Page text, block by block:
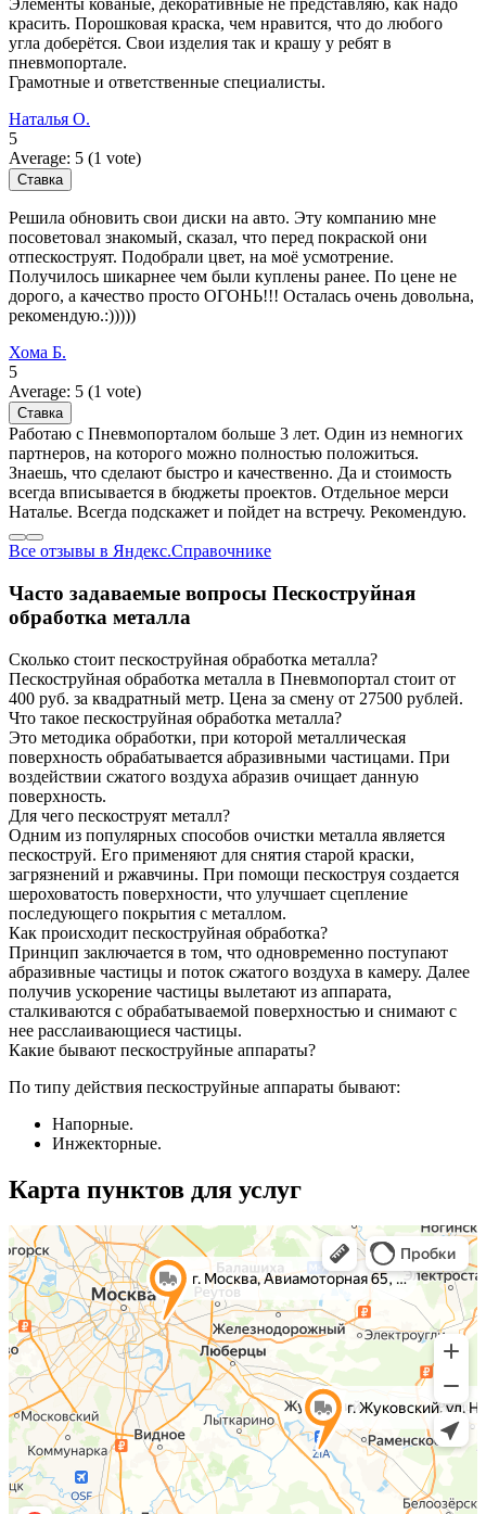
Элементы кованые, декоративные не представляю, как надо
красить. Порошковая краска, чем нравится, что до любого
угла доберётся. Свои изделия так и крашу у ребят в
пневмопортале.
Грамотные и ответственные специалисты.
Наталья О.
5
Average: 5 (1 vote)
Решила обновить свои диски на авто. Эту компанию мне
посоветовал знакомый, сказал, что перед покраской они
отпескоструят. Подобрали цвет, на моё усмотрение.
Получилось шикарнее чем были куплены ранее. По цене не
дорого, а качество просто ОГОНЬ!!! Осталась очень довольна,
рекомендую.:)))))
Хома Б.
5
Average: 5 (1 vote)
Работаю с Пневмопорталом больше 3 лет. Один из немногих
партнеров, на которого можно полностью положиться.
Знаешь, что сделают быстро и качественно. Да и стоимость
всегда вписывается в бюджеты проектов. Отдельное мерси
Наталье. Всегда подскажет и пойдет на встречу. Рекомендую.
Все отзывы в Яндекс.Справочнике
Часто задаваемые вопросы Пескоструйная
обработка металла
Сколько стоит пескоструйная обработка металла?
Пескоструйная обработка металла в Пневмопортал стоит от
400 руб. за квадратный метр. Цена за смену от 27500 рублей.
Что такое пескоструйная обработка металла?
Это методика обработки, при которой металлическая
поверхность обрабатывается абразивными частицами. При
воздействии сжатого воздуха абразив очищает данную
поверхность.
Для чего пескоструят металл?
Одним из популярных способов очистки металла является
пескоструй. Его применяют для снятия старой краски,
загрязнений и ржавчины. При помощи пескоструя создается
шероховатость поверхности, что улучшает сцепление
последующего покрытия с металлом.
Как происходит пескоструйная обработка?
Принцип заключается в том, что одновременно поступают
абразивные частицы и поток сжатого воздуха в камеру. Далее
получив ускорение частицы вылетают из аппарата,
сталкиваются с обрабатываемой поверхностью и снимают с
нее расслаивающиеся частицы.
Какие бывают пескоструйные аппараты?
По типу действия пескоструйные аппараты бывают:
Напорные.
Инжекторные.
Карта пунктов для услуг